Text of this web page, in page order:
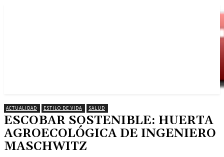
ACTUALIDAD ESTILO DE VIDA SALUD
ESCOBAR SOSTENIBLE: HUERTA
AGROECOLÓGICA DE INGENIERO
MASCHWITZ